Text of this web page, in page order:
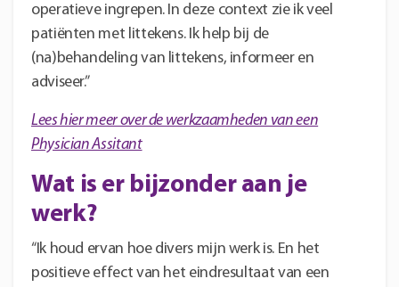
operatieve ingrepen. In deze context zie ik veel
patiënten met littekens. Ik help bij de
(na)behandeling van littekens, informeer en
adviseer.”
Lees hier meer over de werkzaamheden van een
Physician Assitant
Wat is er bijzonder aan je
werk?
“Ik houd ervan hoe divers mijn werk is. En het
positieve effect van het eindresultaat van een